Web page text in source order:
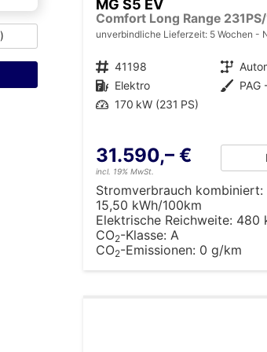
MG S5 EV
unverbindliche Lieferzeit: 5 Wochen
Fahrzeugnr. 41198 Getriebe
Kraftstoff Elektro Außenfarbe PAG
Leistung 170 kW (231 PS)
31.590,– €
incl. 19% MwSt.
Stromverbrauch kombiniert:
15,50 kWh/100km
Elektrische Reichweite: 480
CO2-Klasse: A
CO2-Emissionen: 0 g/km
)